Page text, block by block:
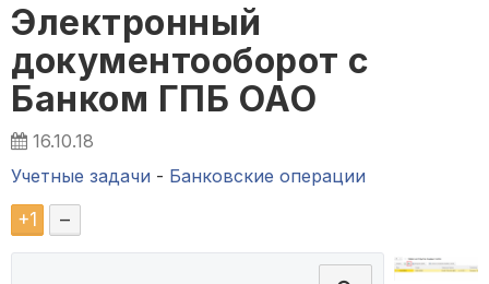
Электронный
документооборот с
Банком ГПБ ОАО
16.10.18
Учетные задачи - Банковские операции
+1 –